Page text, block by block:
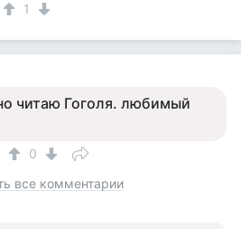
1
читаю Гоголя. любимый
0
все комментарии